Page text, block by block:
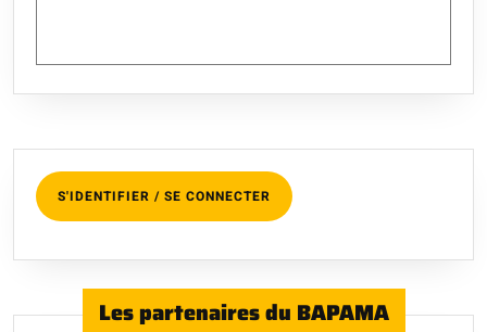
S'IDENTIFIER / SE CONNECTER
Les partenaires du BAPAMA